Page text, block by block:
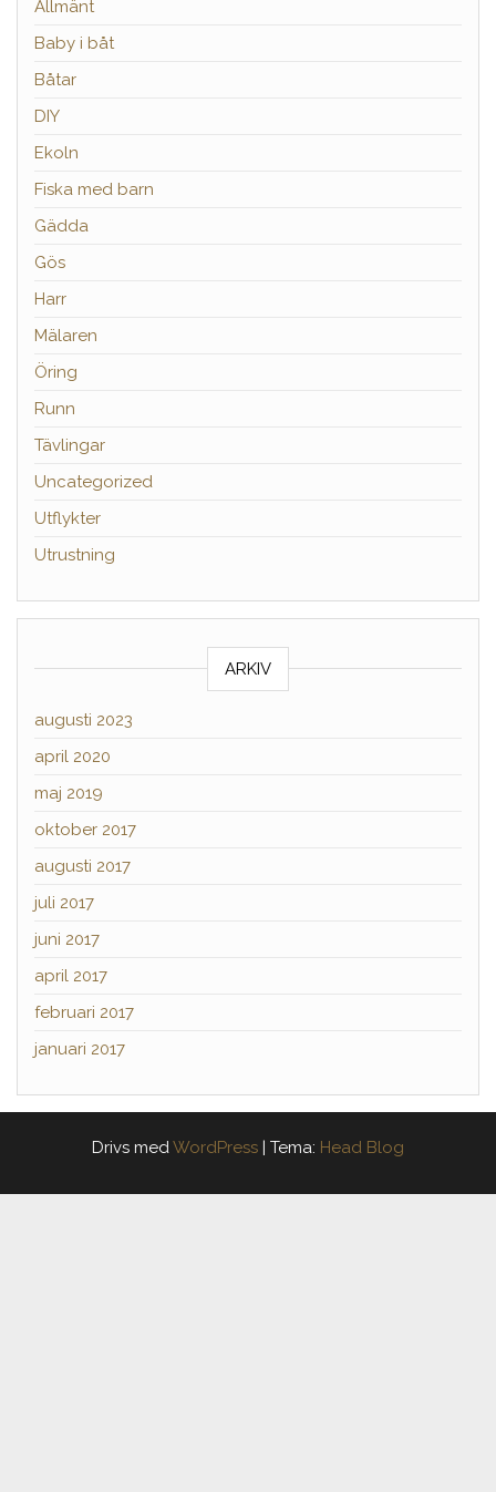
Allmänt
Baby i båt
Båtar
DIY
Ekoln
Fiska med barn
Gädda
Gös
Harr
Mälaren
Öring
Runn
Tävlingar
Uncategorized
Utflykter
Utrustning
ARKIV
augusti 2023
april 2020
maj 2019
oktober 2017
augusti 2017
juli 2017
juni 2017
april 2017
februari 2017
januari 2017
Drivs medWordPress Tema: Head Blog